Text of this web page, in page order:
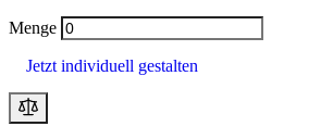
Menge
Jetzt individuell gestalten